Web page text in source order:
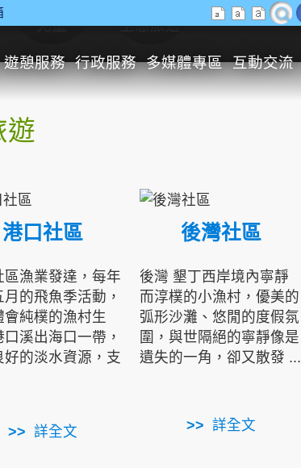
遊憩服務 行政服務 多媒體專區 互動交流
兒童 生態旅遊
遊
港口社區
區漁業發達，每年
月的飛魚季活動，
會純樸的漁村生
口溪出海口一帶，
好的淡水資源，支
詳全文
後灣社區
後灣 墾丁西岸境內寧靜
而淳樸的小漁村，優美的
弧形沙灘、悠閒的度假氛
圍，與世隔絕的寧靜像是
遺失的一角，卻又散發 ...
詳全文